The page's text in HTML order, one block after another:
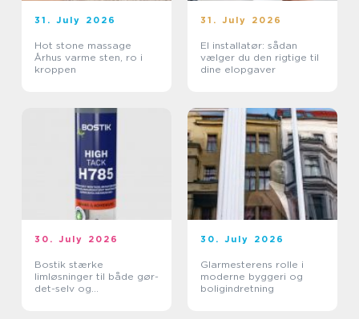
31. July 2026
Hot stone massage
Århus varme sten, ro i
kroppen
31. July 2026
El installatør: sådan
vælger du den rigtige til
dine elopgaver
30. July 2026
Bostik stærke
limløsninger til både gør-
det-selv og
30. July 2026
Glarmesterens rolle i
moderne byggeri og
boligindretning